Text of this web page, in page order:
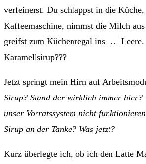
verfeinerst. Du schlappst in die
Kaffeemaschine, nimmst die Milch
greifst zum Küchenregal ins … Leere.
Karamellsirup???
Jetzt springt mein Hirn auf
Sirup? Stand der wirklich immer hier?
unser Vorratssystem nicht
Sirup an der Tanke? Was jetzt?
Kurz überlegte ich, ob ich den Latte